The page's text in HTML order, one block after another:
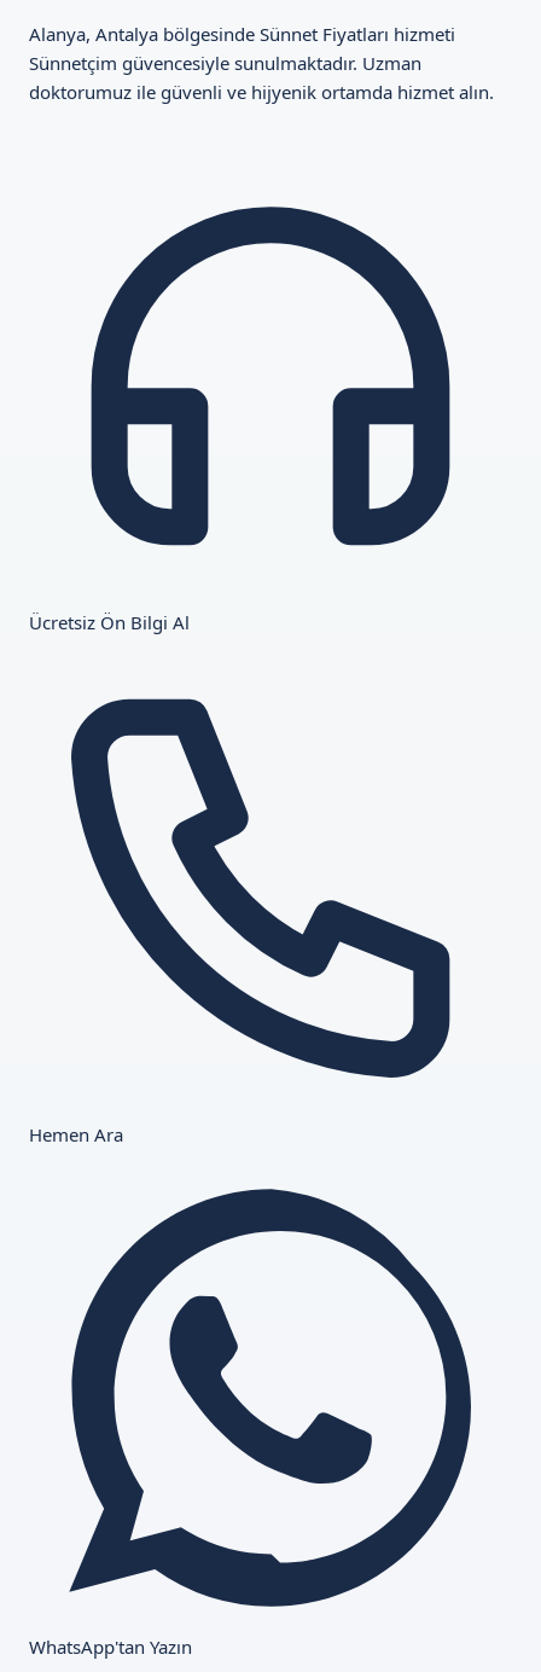
Alanya, Antalya bölgesinde Sünnet Fiyatları hizmeti
Sünnetçim güvencesiyle sunulmaktadır. Uzman
doktorumuz ile güvenli ve hijyenik ortamda hizmet alın.
Ücretsiz Ön Bilgi Al
Hemen Ara
WhatsApp'tan Yazın